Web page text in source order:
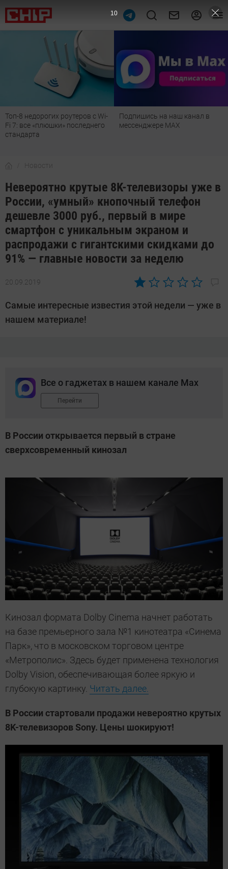
Топ-8 недорогих роутеров с Wi-
Fi 7: все «плюшки» последнего
стандарта
Подпишись на наш канал в
мессенджере МАХ
Новости
Невероятно крутые 8K-телевизоры уже в
России, «умный» кнопочный телефон
дешевле 3000 руб., первый в мире
смартфон с уникальным экраном и
распродажи с гигантскими скидками до
91% — главные новости за неделю
20.09.2019
Автор:
Кошик
Самые интересные известия этой недели — уже в
нашем материале!
Все о гаджетах в нашем канале Max
Перейти
В России открывается первый в стране
сверхсовременный кинозал
Кинозал формата Dolby Cinema начнет работать
на базе премьерного зала №1 кинотеатра «Синема
Парк», что в московском торговом центре
«Метрополис». Здесь будет применена технология
Dolby Vision, обеспечивающая более яркую и
глубокую картинку. Читать далее.
В России стартовали продажи невероятно крутых
8K-телевизоров Sony. Цены шокируют!
9